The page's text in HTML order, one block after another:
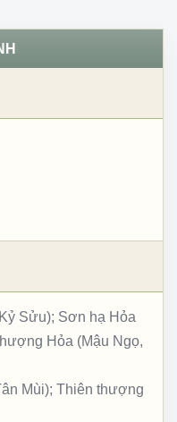
Sửu); Sơn hạ Hỏa
Hỏa (Mậu Ngọ,
Mùi); Thiên thượng